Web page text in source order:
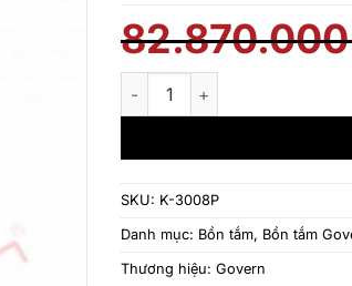
Bồn tắm massage Govern
SKU: K-3008P
Danh mục: Bồn tắm, Bồn tắm
Thương hiệu: Govern